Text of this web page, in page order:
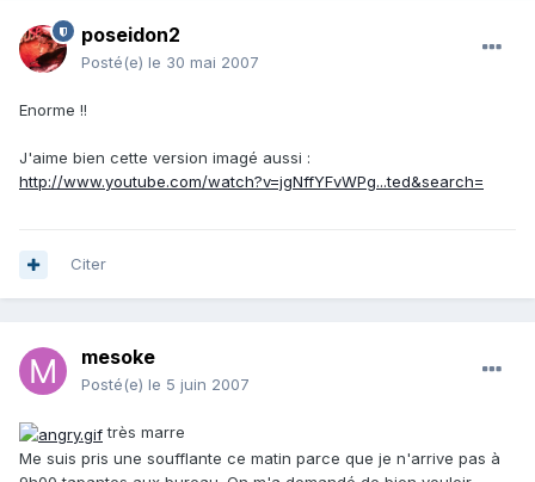
poseidon2
Posté(e) le 30 mai 2007
Enorme !!
J'aime bien cette version imagé aussi :
http://www.youtube.com/watch?v=jgNffYFvWPg...ted&search=
Citer
mesoke
Posté(e) le 5 juin 2007
très marre
Me suis pris une soufflante ce matin parce que je n'arrive pas à